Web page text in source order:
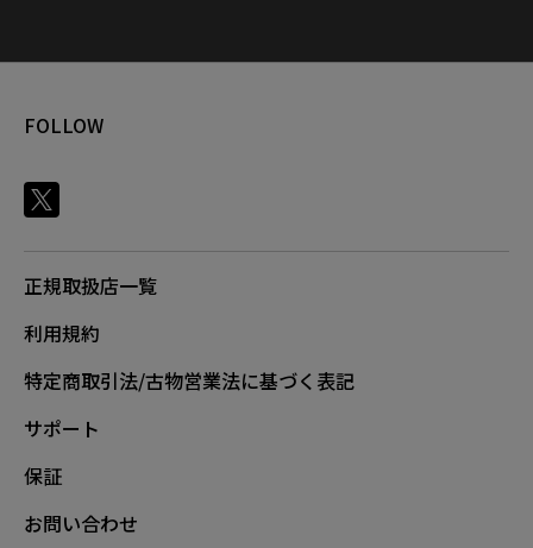
FOLLOW
正規取扱店一覧
利用規約
特定商取引法/古物営業法に基づく表記
サポート
保証
お問い合わせ